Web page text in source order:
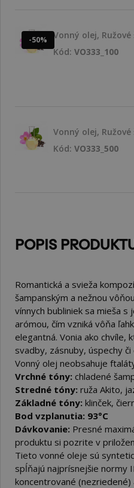
-50%
Vonný olej,
Kód: VO333_100
Vonný olej,
Kód: VO333_500
POPIS
Romantická a svieža
šampanským a nežnou
vínnych bubliniek sa mieša
arómou, čím vzniká vôňa
elegantná. Vonia ako chvíle,
svadby, zásnuby, úspechy
Vonný olej neobsahuje
Vrchné tóny: chladené
Stredné tóny: ruža Akito,
Základné tóny: klinček,
Bod vzplanutia: 93°C
Dávkovanie: Presné
produktu si pozrite v
Tieto vonné oleje sú
spĺňajú najprísnejšie normy
koncentrované